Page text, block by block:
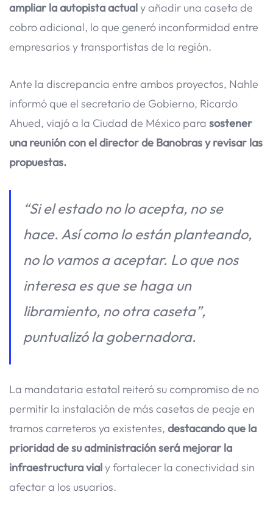
ampliar la autopista actualy añadir una caseta de
cobro adicional, lo que generó inconformidad entre
empresarios y transportistas de la región.
Ante la discrepancia entre ambos proyectos, Nahle
informó que el secretario de Gobierno, Ricardo
Ahued, viajó a la Ciudad de México para sostener
una reunión con el director de Banobras y revisar las
propuestas.
“Si el estado no lo acepta, no se
hace. Así como lo están planteando,
no lo vamos a aceptar. Lo que nos
interesa es que se haga un
libramiento, no otra caseta”,
puntualizó la gobernadora.
La mandataria estatal reiteró su compromiso de no
permitir la instalación de más casetas de peaje en
tramos carreteros ya existentes, destacando que la
prioridad de su administración será mejorar la
infraestructura vialy fortalecer la conectividad sin
afectar a los usuarios.